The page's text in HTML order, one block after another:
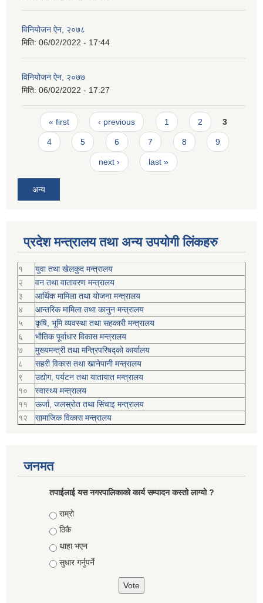
विनियोजन ऐन, २०७८
मिति: 06/02/2022 - 17:44
विनियोजन ऐन, २०७७
मिति: 06/02/2022 - 17:27
Pages
« first ‹ previous 1 2 3
4 5 6 7 8 9
next › last »
अन्य
प्रदेश मन्त्रालय तथा अन्य उपयोगी लिंकहरु
१
युवा तथा खेलकुद मन्त्रालय
२
वन तथा वातावरण मन्त्रालय
३
आर्थिक मामिला तथा योजना मन्त्रालय
४
आन्तरिक मामिला तथा कानुन मन्त्रालय
५
कृषि, भूमि व्यवस्था तथा सहकारी मन्त्रालय
६
भौतिक पूर्वाधार विकास मन्त्रालय
७
मुख्यमन्त्री तथा मन्त्रिपरिषद्को कार्यालय
८
सहरी विकास तथा खानेपानी मन्त्रालय
९
उद्योग, पर्यटन तथा यातायात मन्त्रालय
१०
स्वास्थ्य मन्त्रालय
११
ऊर्जा, जलस्रोत तथा सिंचाइ मन्त्रालय
१२
सामाजिक विकास मन्‍‍त्रालय
जनमत
तपाईलाई यस नगरपालिकाको कार्य सम्पादन कस्तो लाग्यो ?
Choices
राम्रो
ठिकै
थाहा भएन
सुधार गर्नुपर्ने